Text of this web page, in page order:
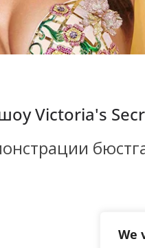
We
Victoria's